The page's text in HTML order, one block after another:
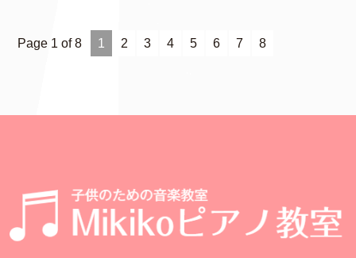
Page 1 of 8 1 2 3 4 5 6 7 8